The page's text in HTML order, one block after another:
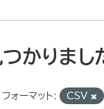
かりまし
フォーマット: CSV